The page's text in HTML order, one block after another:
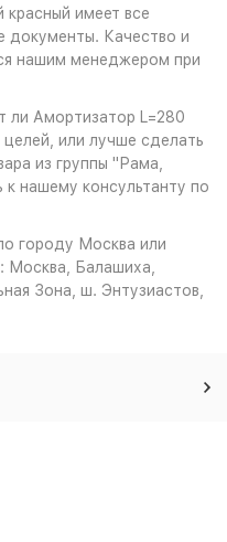
имеет все
документы. Качество и
нашим менеджером при
ли Амортизатор L=280
или лучше сделать
из группы "Рама,
к нашему консультанту по
городу Москва или
Москва, Балашиха,
Зона, ш. Энтузиастов,